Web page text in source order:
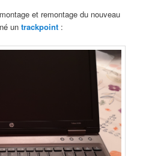
et remontage du nouveau
untrackpoint :